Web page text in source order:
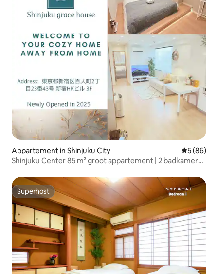
Appartement in Shinjuku City
5 (86)
Shinjuku Center 85 m² groot appartement | 2 badkamers
| Eigen lift | Dichtstbijzijnde station op 2 minuten lopen |
Bagage-opslag
Superhost
Superhost